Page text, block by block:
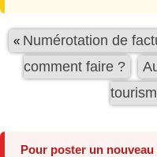
« Numérotation de
comment faire ?
Pour poster un nouveau